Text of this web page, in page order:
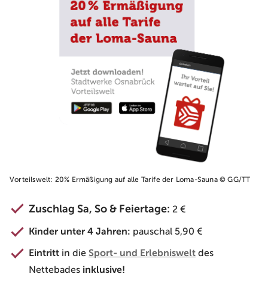
Vorteilswelt: 20% Ermäßigung auf alle Tarife der Loma-Sauna © GG/TT
Zuschlag Sa, So & Feiertage: 2 €
Kinder unter 4 Jahren: pauschal 5,90 €
Eintritt in die Sport- und Erlebniswelt des
Nettebades inklusive!